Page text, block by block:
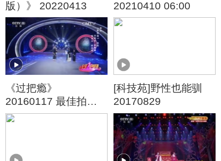
版）》 20220413
20210410 06:00
《过把瘾》
20160117 最佳拍档
（11）
[科技苑]野性也能驯
20170829